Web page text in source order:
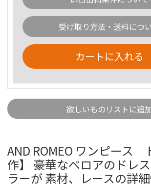
受け取り方法・送料につ
カートに入れる
欲しいものリストに追
AND ROMEO ワンピース
作】 豪華なベロアのドレ
ラーが 素材、レースの詳